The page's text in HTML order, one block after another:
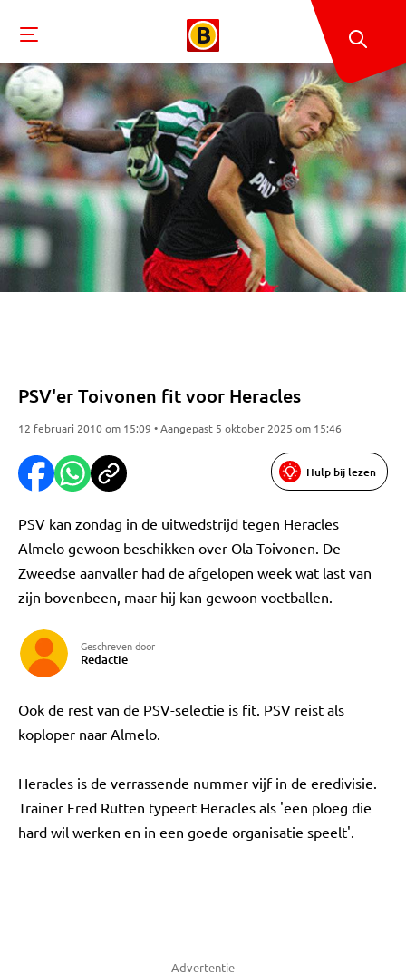
PSV'er Toivonen fit voor Heracles
12 februari 2010 om 15:09 • Aangepast 5 oktober 2025 om 15:46
Hulp bij lezen
PSV kan zondag in de uitwedstrijd tegen Heracles
Almelo gewoon beschikken over Ola Toivonen. De
Zweedse aanvaller had de afgelopen week wat last van
zijn bovenbeen, maar hij kan gewoon voetballen.
Geschreven door
Redactie
Ook de rest van de PSV-selectie is fit. PSV reist als
koploper naar Almelo.
Heracles is de verrassende nummer vijf in de eredivisie.
Trainer Fred Rutten typeert Heracles als 'een ploeg die
hard wil werken en in een goede organisatie speelt'.
Advertentie